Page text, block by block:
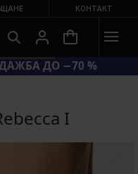
КОНТАКТ
ДО −70 %
I